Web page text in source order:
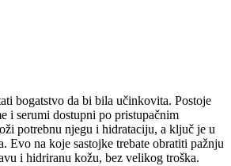
bogatstvo da bi bila učinkovita. Postoje
i serumi dostupni po pristupačnim
potrebnu njegu i hidrataciju, a ključ je u
Evo na koje sastojke trebate obratiti pažnju
i hidriranu kožu, bez velikog troška.